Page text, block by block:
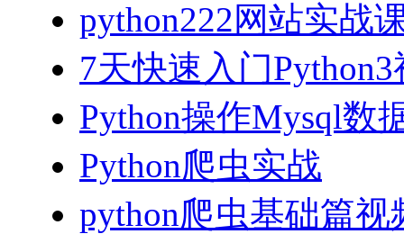
python222网站实战
7天快速入门
Python操作Mysql数
Python爬虫实战
python爬虫基础篇视